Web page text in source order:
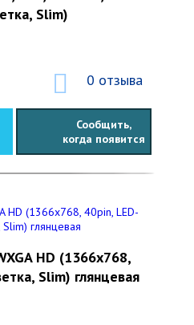
Slim)
0 отзыва
Сообщить,
когда появится
HD (1366x768,
Slim) глянцевая